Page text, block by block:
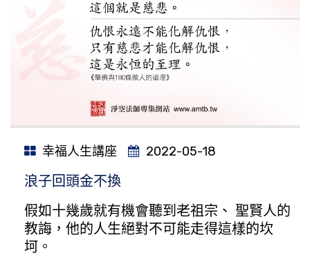
幸福人生講座 2022-05-18
浪子回頭金不換
假如十幾歲就有機會聽到老祖宗、 聖賢人的
教誨，他的人生絕對不可能走得這樣的坎
坷。